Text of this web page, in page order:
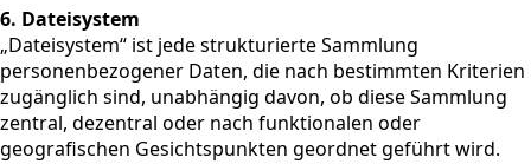
6. Dateisystem
„Dateisystem“ ist jede strukturierte Sammlung
personenbezogener Daten, die nach bestimmten Kriterien
zugänglich sind, unabhängig davon, ob diese Sammlung
zentral, dezentral oder nach funktionalen oder
geografischen Gesichtspunkten geordnet geführt wird.